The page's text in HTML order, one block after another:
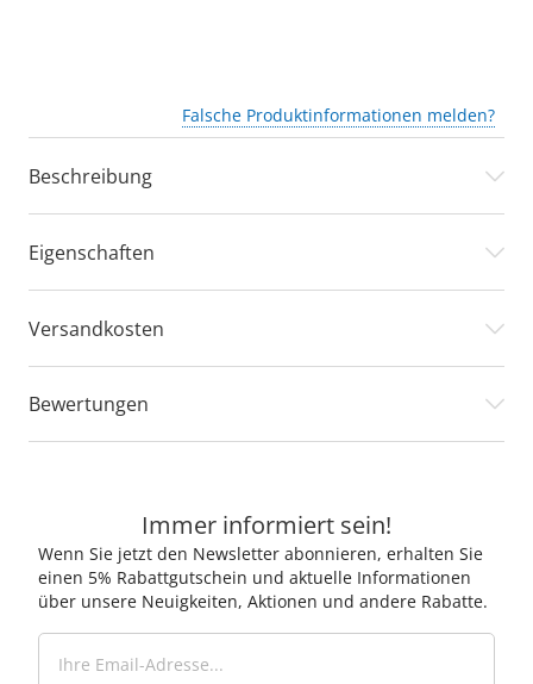
Falsche Produktinformationen melden?
Beschreibung
Eigenschaften
Versandkosten
Bewertungen
Immer informiert sein!
Wenn Sie jetzt den Newsletter abonnieren, erhalten Sie
einen 5% Rabattgutschein und aktuelle Informationen
über unsere Neuigkeiten, Aktionen und andere Rabatte.